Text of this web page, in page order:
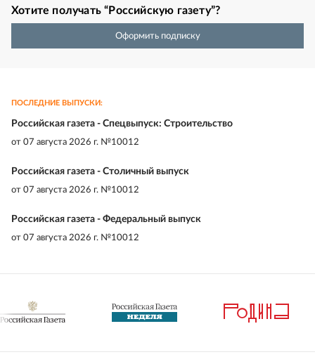
Хотите получать “Российскую газету”?
Оформить подписку
ПОСЛЕДНИЕ ВЫПУСКИ:
Российская газета - Спецвыпуск: Строительство
от 07 августа 2026 г. №10012
Российская газета - Столичный выпуск
от 07 августа 2026 г. №10012
Российская газета - Федеральный выпуск
от 07 августа 2026 г. №10012